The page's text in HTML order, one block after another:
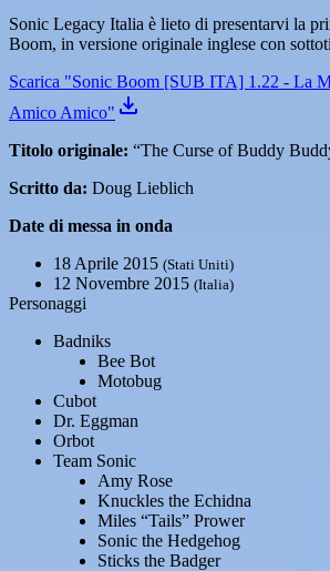
Sonic Legacy Italia è lieto di presentarvi la
Boom, in versione originale inglese con
Scarica "Sonic Boom [SUB ITA] 1.22 - La
Amico Amico"
Titolo originale: “The Curse of Buddy
Scritto da: Doug Lieblich
Date di messa in onda
18 Aprile 2015 (Stati Uniti)
12 Novembre 2015 (Italia)
Personaggi
Badniks
Bee Bot
Motobug
Cubot
Dr. Eggman
Orbot
Team Sonic
Amy Rose
Knuckles the Echidna
Miles “Tails” Prower
Sonic the Hedgehog
Sticks the Badger